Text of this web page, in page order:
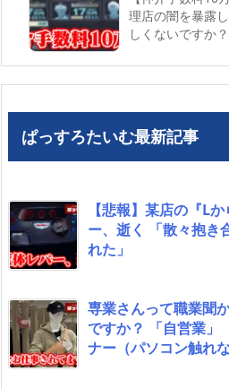
理店の闇を暴露
しくないですか？
ぱっすろたいむ最新記事
【悲報】某店の『L
ー、逝く 「散々抱き
れた」
専業さんって職業聞
ですか？ 「自営業」
ナー（パソコン触れな